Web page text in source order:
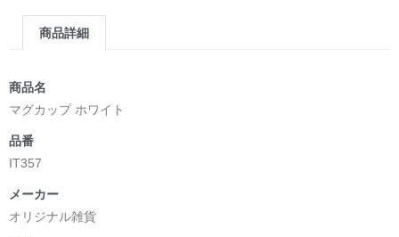
商品詳細
商品名
マグカップ ホワイト
品番
IT357
メーカー
オリジナル雑貨